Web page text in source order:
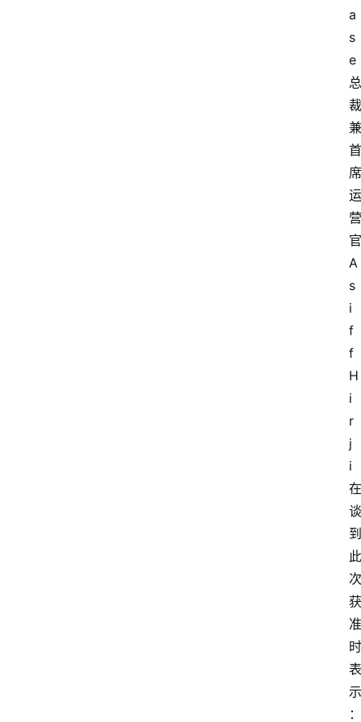
a
s
e
总
裁
兼
首
席
运
营
官
A
s
i
f
f
H
i
r
j
i
在
谈
到
此
次
获
准
时
表
示
：